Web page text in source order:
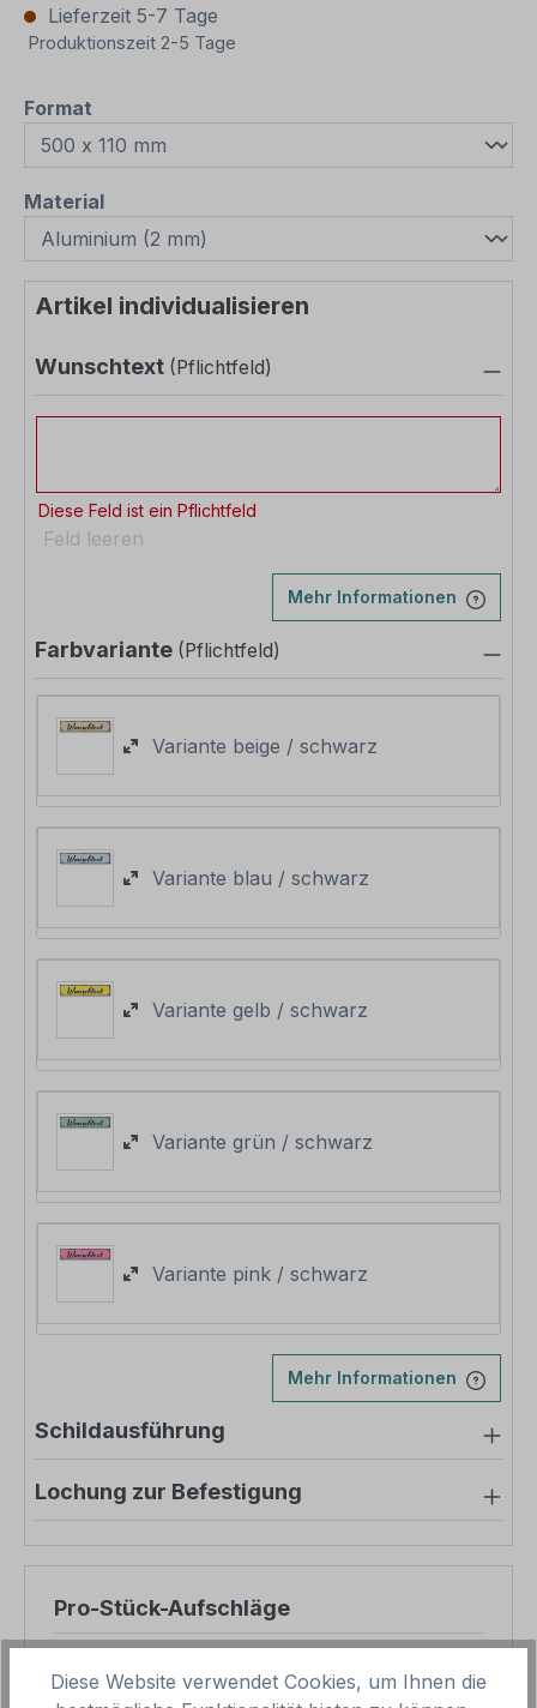
Lieferzeit 5-7 Tage
Produktionszeit 2-5 Tage
Format
Materialauswählen
Artikel individualisieren
Wunschtext (Pflichtfeld)
Diese Feld ist ein Pflichtfeld
Feld leeren
Mehr Informationen
Farbvariante (Pflichtfeld)
Variante beige / schwarz
Variante blau / schwarz
Variante gelb / schwarz
Variante grün / schwarz
Variante pink / schwarz
Mehr Informationen
Schildausführung
Lochung zur Befestigung
Pro-Stück-Aufschläge
Diese Website verwendet Cookies, um Ihnen die